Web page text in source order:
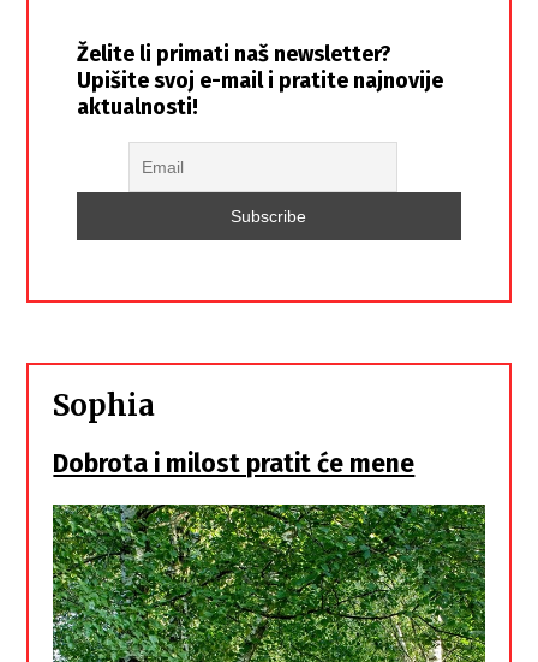
Želite li primati naš newsletter?
Upišite svoj e-mail i pratite najnovije
aktualnosti!
Sophia
Dobrota i milost pratit će mene